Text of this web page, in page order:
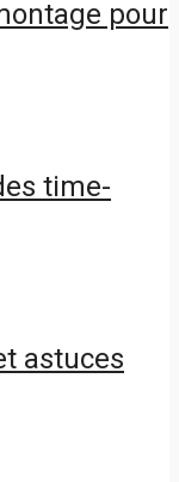
pour
time-
astuces